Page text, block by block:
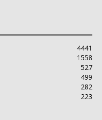
4441
1558
527
499
282
223